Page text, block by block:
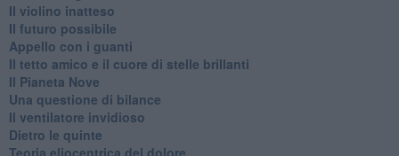
​Il violino inatteso
​Il futuro possibile
​Appello con i guanti
​Il tetto amico e il cuore di stelle brillanti
​Il Pianeta Nove
​Una questione di bilance
​Il ventilatore invidioso
​Dietro le quinte
​Teoria eliocentrica del dolore